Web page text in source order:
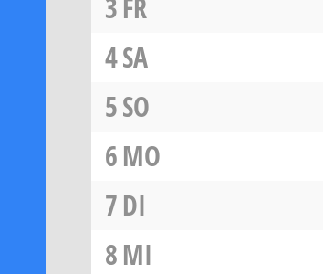
3FR
4SA
5SO
6MO
7DI
8MI